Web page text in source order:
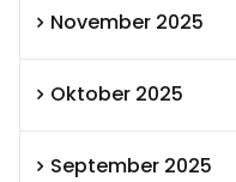
November 2025
Oktober 2025
September 2025